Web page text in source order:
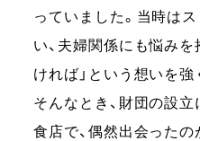
っていました。当時は
い、夫婦関係にも悩みを
ければ」という想いを強
そんなとき、財団の設
食店で、偶然出会った